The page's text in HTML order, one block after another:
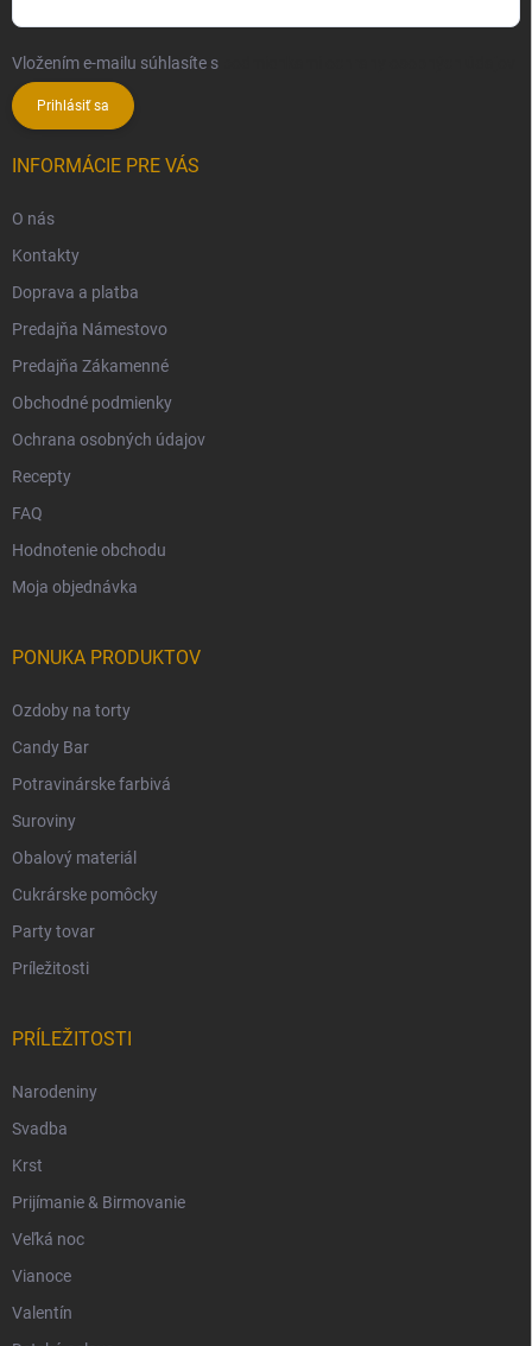
Vložením e-mailu súhlasíte s
Prihlásiť sa
INFORMÁCIE PRE VÁS
O nás
Kontakty
Doprava a platba
Predajňa Námestovo
Predajňa Zákamenné
Obchodné podmienky
Ochrana osobných údajov
Recepty
FAQ
Hodnotenie obchodu
Moja objednávka
PONUKA PRODUKTOV
Ozdoby na torty
Candy Bar
Potravinárske farbivá
Suroviny
Obalový materiál
Cukrárske pomôcky
Party tovar
Príležitosti
PRÍLEŽITOSTI
Narodeniny
Svadba
Krst
Prijímanie & Birmovanie
Veľká noc
Vianoce
Valentín